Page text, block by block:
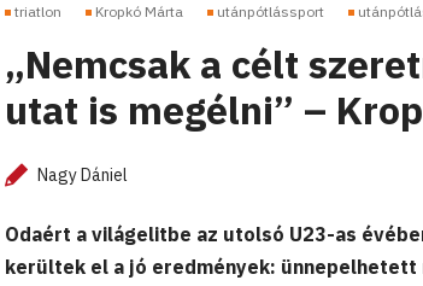
triatlon Kropkó Márta utánpótlássport
„Nemcsak a célt
utat is megélni” –
Nagy Dániel
Odaért a világelitbe az utolsó U23-as
kerültek el a jó eredmények: